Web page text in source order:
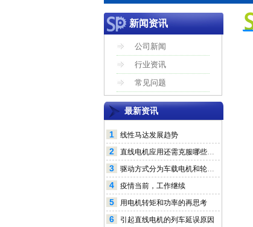
新闻资讯
公司新闻
行业资讯
常见问题
最新资讯
1 线性马达发展趋势
2 直线电机应用还需克服哪些问题
3 驱动方式分为车载电机和轮毂电机
4 疫情当前，工作继续
5 用电机转矩和功率的再思考
6 引起直线电机的列车延误原因